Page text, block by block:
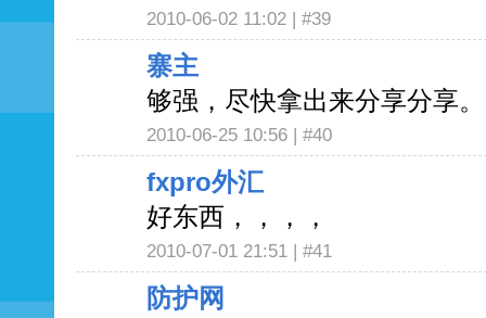
2010-06-02 11:02 | #39
寨主
够强，尽快拿出来分享分享。
2010-06-25 10:56 | #40
fxpro外汇
好东西，，，，
2010-07-01 21:51 | #41
防护网